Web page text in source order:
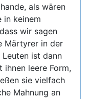
als wären
in keinem
wir sagen
Märtyrer in der
ist dann
leere Form,
sie vielfach
Mahnung an